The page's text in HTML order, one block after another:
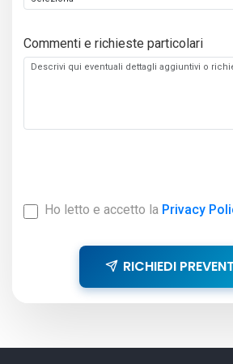
Commenti e richieste particolari
Ho letto e accetto la Privacy
RICHIEDI